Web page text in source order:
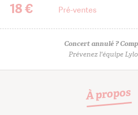
18 € Pré-ventes
Concert annulé ?
Prévenez l'équipe Lylo
À propos